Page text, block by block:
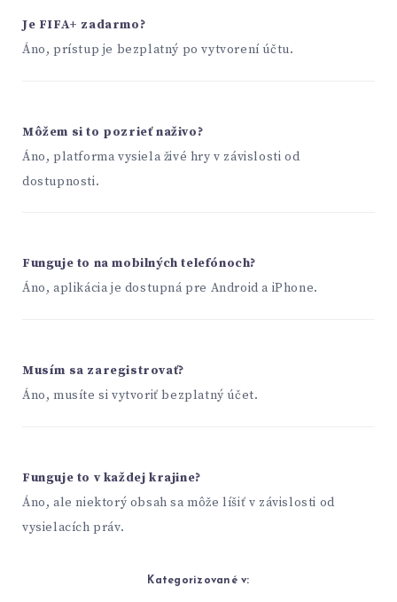
Je FIFA+ zadarmo?
Áno, prístup je bezplatný po vytvorení účtu.
Môžem si to pozrieť naživo?
Áno, platforma vysiela živé hry v závislosti od
dostupnosti.
Funguje to na mobilných telefónoch?
Áno, aplikácia je dostupná pre Android a iPhone.
Musím sa zaregistrovať?
Áno, musíte si vytvoriť bezplatný účet.
Funguje to v každej krajine?
Áno, ale niektorý obsah sa môže líšiť v závislosti od
vysielacích práv.
Kategorizované v: